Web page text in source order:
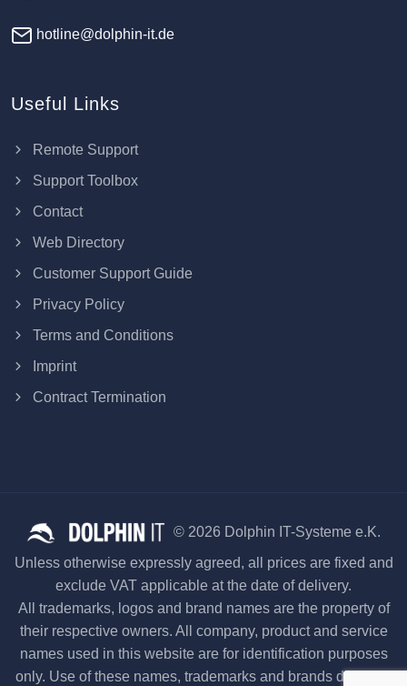
hotline@dolphin-it.de
Useful Links
Remote Support
Support Toolbox
Contact
Web Directory
Customer Support Guide
Privacy Policy
Terms and Conditions
Imprint
Contract Termination
© 2026 Dolphin IT-Systeme e.K.
Unless otherwise expressly agreed, all prices are fixed and
exclude VAT applicable at the date of delivery.
All trademarks, logos and brand names are the property of
their respective owners. All company, product and service
names used in this website are for identification purposes
only. Use of these names, trademarks and brands does not